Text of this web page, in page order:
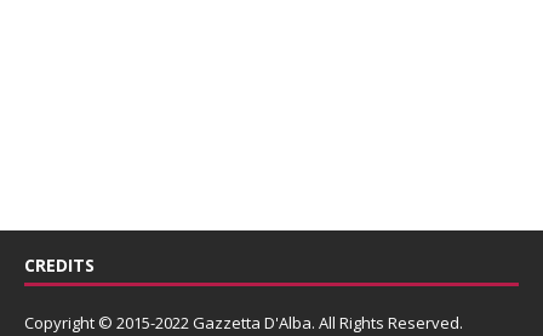
CREDITS
Copyright © 2015-2022 Gazzetta D'Alba. All Rights Reserved.